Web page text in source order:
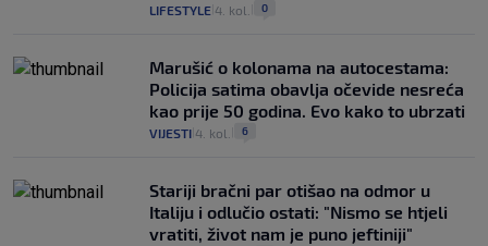
LIFESTYLE 4. kol. 0
Marušić o kolonama na autocestama:
Policija satima obavlja očevide nesreća
kao prije 50 godina. Evo kako to ubrzati
VIJESTI 4. kol. 6
Stariji bračni par otišao na odmor u
Italiju i odlučio ostati: "Nismo se htjeli
vratiti, život nam je puno jeftiniji"